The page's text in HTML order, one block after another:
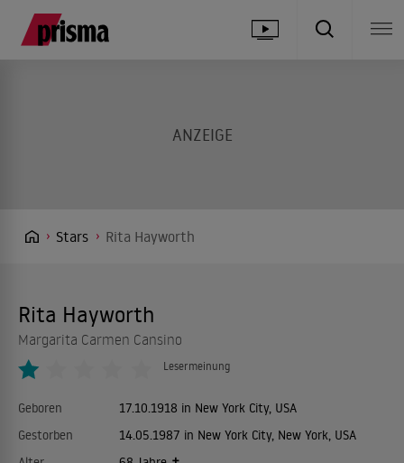
Stars Rita Hayworth
Rita Hayworth
Margarita Carmen Cansino
Lesermeinung
Geboren
17.10.1918 in New York City, USA
Gestorben
14.05.1987 in New York City, New York, USA